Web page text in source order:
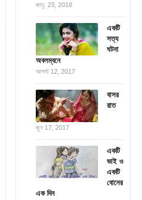
জানু. 23, 2018
একটি
সত্য
ঘটনা
অবলম্বনে
আগস্ট 12, 2017
বাসর
রাত
জুন 17, 2017
একটি
ভাই ও
একটি
বোনের
এক দিন